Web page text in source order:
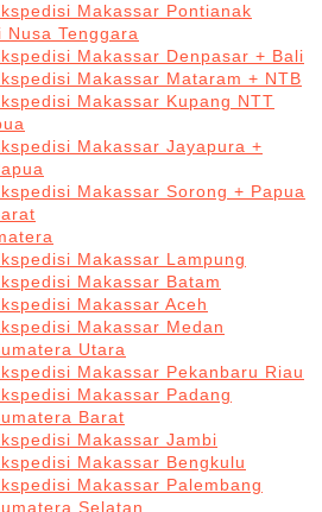
Makassar Pontianak
Nusa Tenggara
Makassar Denpasar + Bali
Makassar Mataram + NTB
Makassar Kupang NTT
Makassar Jayapura +
Makassar Sorong + Papua
Makassar Lampung
Makassar Batam
Makassar Aceh
Makassar Medan
Utara
Makassar Pekanbaru Riau
Makassar Padang
Barat
Makassar Jambi
Makassar Bengkulu
Makassar Palembang
Selatan